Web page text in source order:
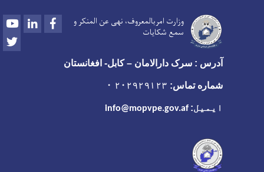
وزارت امربالمعروف، نهی عن المنکر و
سمع شکایات
YoutubeLinkedInFacebook
آدرس : سرک دارالامان – کابل- افغانستان
شماره تماس: ۲۰۲۹۲۹۱۲۳ ۰
ایمیل: info@mopvpe.gov.af